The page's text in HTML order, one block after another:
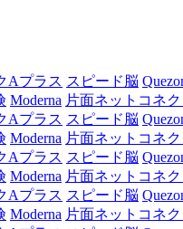
Aプラス スピード脳
Moderna 片面ネットコネク
Aプラス スピード脳
Moderna 片面ネットコネク
Aプラス スピード脳
Moderna 片面ネットコネク
Aプラス スピード脳
Moderna 片面ネットコネク